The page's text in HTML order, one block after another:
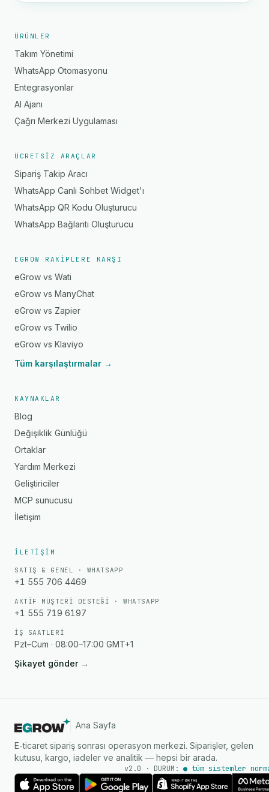
ÜRÜNLER
Takım Yönetimi
WhatsApp Otomasyonu
Entegrasyonlar
AI Ajanı
Çağrı Merkezi Uygulaması
ÜCRETSIZ ARAÇLAR
Sipariş Takip Aracı
WhatsApp Canlı Sohbet Widget'ı
WhatsApp QR Kodu Oluşturucu
WhatsApp Bağlantı Oluşturucu
EGROW RAKIPLERE KARŞI
eGrow vs Wati
eGrow vs ManyChat
eGrow vs Zapier
eGrow vs Twilio
eGrow vs Klaviyo
Tüm karşılaştırmalar →
KAYNAKLAR
Blog
Değişiklik Günlüğü
Ortaklar
Yardım Merkezi
Geliştiriciler
MCP sunucusu
İletişim
İLETIŞIM
SATIŞ & GENEL · WHATSAPP
+1 555 706 4469
AKTIF MÜŞTERI DESTEĞI · WHATSAPP
+1 555 719 6197
İŞ SAATLERI
Pzt–Cum · 08:00–17:00 GMT+1
Şikayet gönder →
Ana Sayfa
E-ticaret sipariş sonrası operasyon merkezi. Siparişler, gelen
kutusu, kargo, iadeler ve analitik — hepsi bir arada.
v2.0 · DURUM: ● tüm sistemler